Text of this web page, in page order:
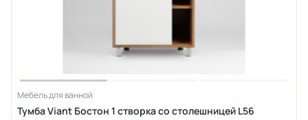
Мебель для ванной
Тумба Viant Бостон 1 створка со столешницей L56